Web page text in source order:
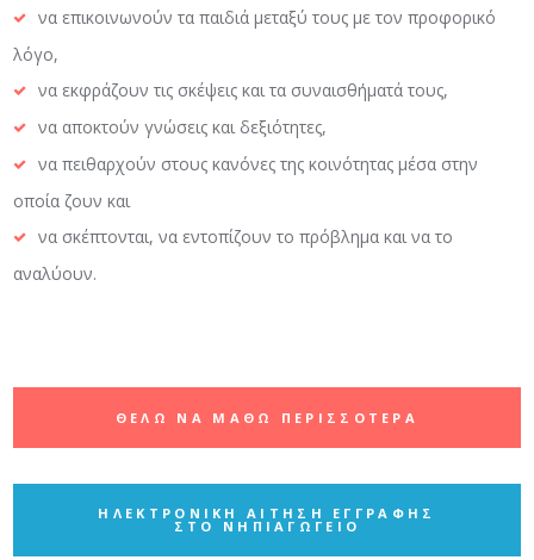
να επικοινωνούν τα παιδιά μεταξύ τους με τον προφορικό
λόγο,
να εκφράζουν τις σκέψεις και τα συναισθήματά τους,
να αποκτούν γνώσεις και δεξιότητες,
να πειθαρχούν στους κανόνες της κοινότητας μέσα στην
οποία ζουν και
να σκέπτονται, να εντοπίζουν το πρόβλημα και να το
αναλύουν.
ΘΕΛΩ ΝΑ ΜΑΘΩ ΠΕΡΙΣΣΟΤΕΡΑ
ΗΛΕΚΤΡΟΝΙΚΗ ΑΙΤΗΣΗ ΕΓΓΡΑΦΗΣ
ΣΤΟ ΝΗΠΙΑΓΩΓΕΙΟ